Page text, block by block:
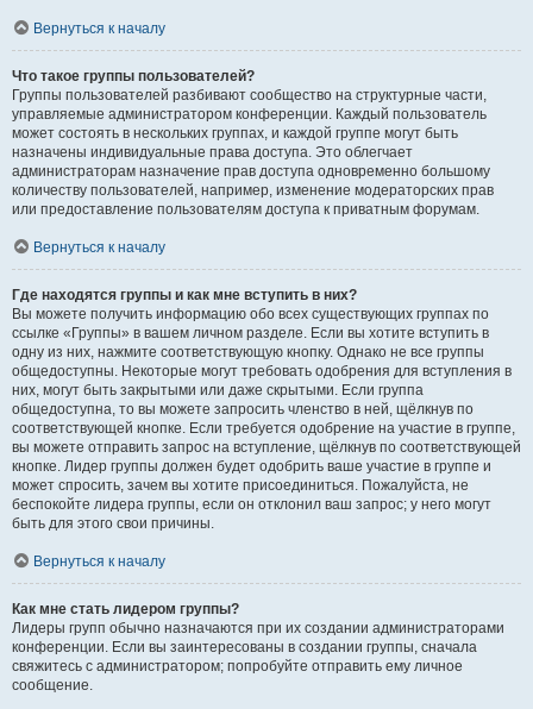
Вернуться к началу
Что такое группы пользователей?
Группы пользователей разбивают сообщество на структурные части,
управляемые администратором конференции. Каждый пользователь
может состоять в нескольких группах, и каждой группе могут быть
назначены индивидуальные права доступа. Это облегчает
администраторам назначение прав доступа одновременно большому
количеству пользователей, например, изменение модераторских прав
или предоставление пользователям доступа к приватным форумам.
Вернуться к началу
Где находятся группы и как мне вступить в них?
Вы можете получить информацию обо всех существующих группах по
ссылке «Группы» в вашем личном разделе. Если вы хотите вступить в
одну из них, нажмите соответствующую кнопку. Однако не все группы
общедоступны. Некоторые могут требовать одобрения для вступления в
них, могут быть закрытыми или даже скрытыми. Если группа
общедоступна, то вы можете запросить членство в ней, щёлкнув по
соответствующей кнопке. Если требуется одобрение на участие в группе,
вы можете отправить запрос на вступление, щёлкнув по соответствующей
кнопке. Лидер группы должен будет одобрить ваше участие в группе и
может спросить, зачем вы хотите присоединиться. Пожалуйста, не
беспокойте лидера группы, если он отклонил ваш запрос; у него могут
быть для этого свои причины.
Вернуться к началу
Как мне стать лидером группы?
Лидеры групп обычно назначаются при их создании администраторами
конференции. Если вы заинтересованы в создании группы, сначала
свяжитесь с администратором; попробуйте отправить ему личное
сообщение.